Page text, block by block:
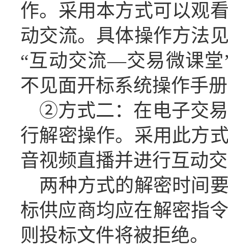
作。采用本方式可以观
动交流。具体操作方法
“互动交流—交易微课堂
不见面开标系统操作手
②方式二：在电子交
行解密操作。 采用此方
音视频直播并进行互动
两种方式的解密时间
标供应商均应在解密指
则投标文件将被拒绝。